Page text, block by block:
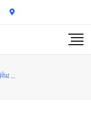
ਡਾ. ਬਲਬੀਰ ਸਿੰਘ ਵੱਲੋਂ ਰੋਹਟਾ ਸਾਹਿਬ ਤੇ ਪਿੰਡ ਲੌਟ ਦੇ ਸਕੂਲਾਂ 'ਚ ਨਵੀਆਂ ਲੇਬੋਟਰੀਆ ਦੇ ਉਦਘਾਟਨ